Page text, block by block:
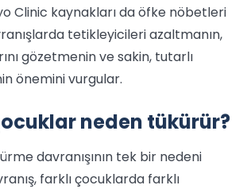
Clinic kaynakları da öfke nöbetleri
tetikleyicileri azaltmanın,
gözetmenin ve sakin, tutarlı
önemini vurgular.
neden tükürür?
davranışının tek bir nedeni
farklı çocuklarda farklı